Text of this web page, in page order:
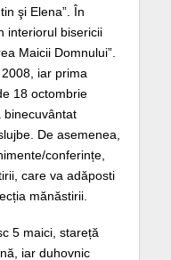
şi Elena”. În
interiorul bisericii
Maicii Domnului”.
iar prima
18 octombrie
binecuvântat
De asemenea,
conferințe,
care va adăposti
mănăstirii.
5 maici, stareță
iar duhovnic